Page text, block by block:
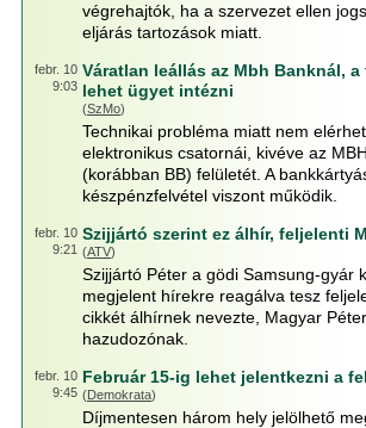
végrehajtók, ha a szervezet ellen
eljárás tartozások miatt.
febr. 10
9:03
Váratlan leállás az Mbh Banknál,
lehet ügyet intézni
(SzMo)
Technikai probléma miatt nem
elektronikus csatornái, kivéve az
(korábban BB) felületét. A
készpénzfelvétel viszont működik.
febr. 10
9:21
Szijjártó szerint ez álhír, feljelenti
(ATV)
Szijjártó Péter a gödi Samsung-gyár
megjelent hírekre reagálva tesz
cikkét álhírnek nevezte, Magyar
hazudozónak.
febr. 10
9:45
Február 15-ig lehet jelentkezni a
(Demokrata)
Díjmentesen három hely jelölhető